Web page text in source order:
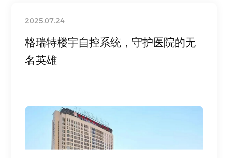
2025.07.24
格瑞特楼宇自控系统，守护医院的无
名英雄